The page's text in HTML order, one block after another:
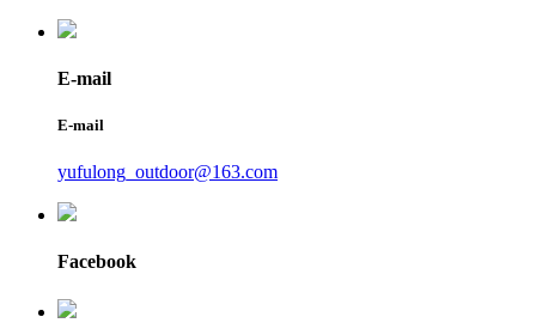
E-mail
E-mail
yufulong_outdoor@163.com
Facebook